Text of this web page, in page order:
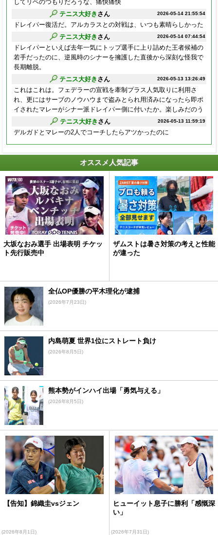
してリベのつもりだろうな、痛快痛快
2026-05-14 21:55:54
テニス大好き さん
ドレイパー復活だ。アルカラスとの対戦は、いつも素晴らしかった
2026-05-14 07:44:54
テニス大好き さん
ドレイパーといえば去年一気にトップ選手に上り詰めた王者候補の
若手だったのに、逆風時のシナーを擁護した直後から深刻な怪我で
長期離脱。
2026-05-13 13:26:49
テニス大好き さん
これはこれは。フェデラーの宣戦を牽制プラス人気取りに利用さ
れ、更にはサーブのノウハウまで盗みとられ用済みになったら即ポ
イされたマレーがシナー派ドレイパー側に付いたか。楽しみだのう
2026-05-13 11:59:19
テニス大好き さん
デルガドとマレーの2人でコーチしたらアツかったのに
オススメ人気記事
大坂なおみ選手 出場表明 チケッ
ト先行販売中
ザムストは暑さ対策の考えと性能
が違った
全仏OP優勝の平木理化が逮捕
(2026年7月23日)
内島萌夏 世界1位にストレート負け
(2026年8月5日)
熊本勢がインハイ出場「勇気与える」
(2026年8月5日)
【告知】錦織圭vsジェン
(2026年8月1日)
ヒューイット息子に勝利「感慨深
い」
(2026年7月31日)